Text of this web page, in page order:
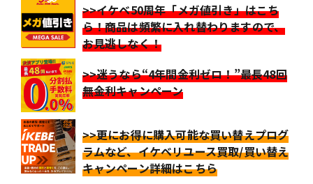
>>イケベ50周年「メガ値引き」はこち
ら！商品は頻繁に入れ替わりますので、
お見逃しなく！
>>迷うなら“4年間金利ゼロ！”最長48回
無金利キャンペーン
>>更にお得に購入可能な買い替えプログ
ラムなど、イケベリユース買取/買い替え
キャンペーン詳細はこちら